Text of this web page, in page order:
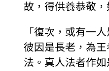
故，得供養恭敬
「復次，或有一
彼因是長老，為
法。真人法者作